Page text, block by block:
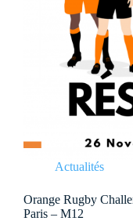
Actualités
Orange Rugby
Paris – M12